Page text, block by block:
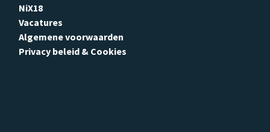
NiX18
Vacatures
Algemene voorwaarden
Privacy beleid & Cookies